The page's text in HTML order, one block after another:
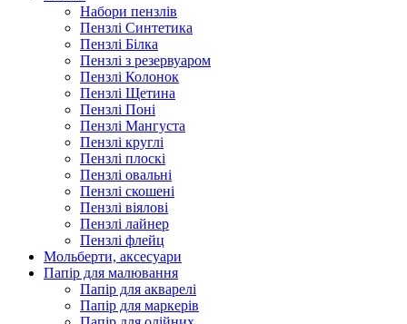
Набори пензлів
Пензлі Синтетика
Пензлі Білка
Пензлі з резервуаром
Пензлі Колонок
Пензлі Щетина
Пензлі Поні
Пензлі Мангуста
Пензлі круглі
Пензлі плоскі
Пензлі овальні
Пензлі скошені
Пензлі віялові
Пензлі лайнер
Пензлі флейц
Мольберти, аксесуари
Папір для малювання
Папір для акварелі
Папір для маркерів